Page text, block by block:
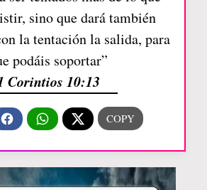
sino que dará también
la tentación la salida, para
podáis soportar”
Corintios 10:13